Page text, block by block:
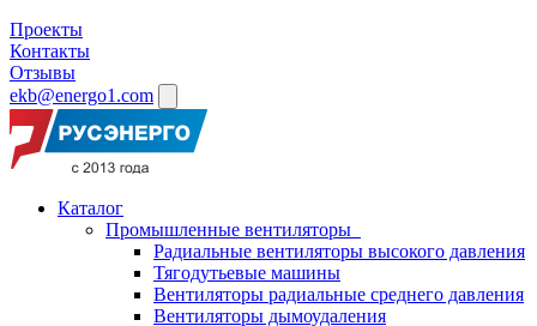
Проекты
Контакты
Отзывы
ekb@energo1.com
Каталог
Промышленные вентиляторы
Радиальные вентиляторы высокого давления
Тягодутьевые машины
Вентиляторы радиальные среднего давления
Вентиляторы дымоудаления